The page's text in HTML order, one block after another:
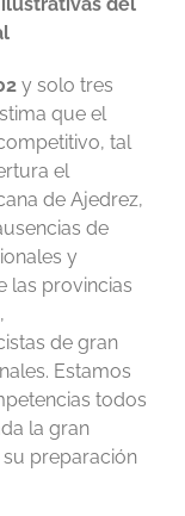
y solo tres
que el
tal
el
de Ajedrez,
de
y
las provincias
de gran
Estamos
todos
la gran
preparación